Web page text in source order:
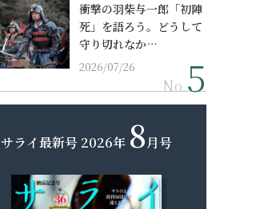
衝撃の羽柴与一郎「初陣
死」を語ろう。どうして
守り切れなか…
2026/07/26
No.
サライ最新号 2026年 8月号